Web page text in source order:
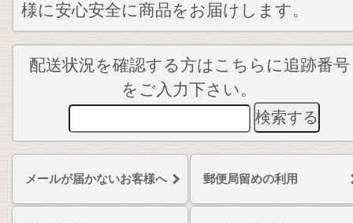
様に安心安全に商品をお届けします。
配送状況を確認する方はこちらに追跡番号
をご入力下さい。
メールが届かないお客様へ 郵便局留めの利用